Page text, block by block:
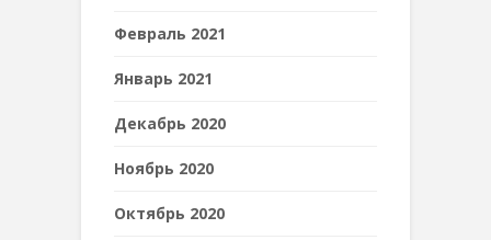
Февраль 2021
Январь 2021
Декабрь 2020
Ноябрь 2020
Октябрь 2020